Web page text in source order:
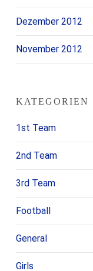
Dezember 2012
November 2012
KATEGORIEN
1st Team
2nd Team
3rd Team
Football
General
Girls